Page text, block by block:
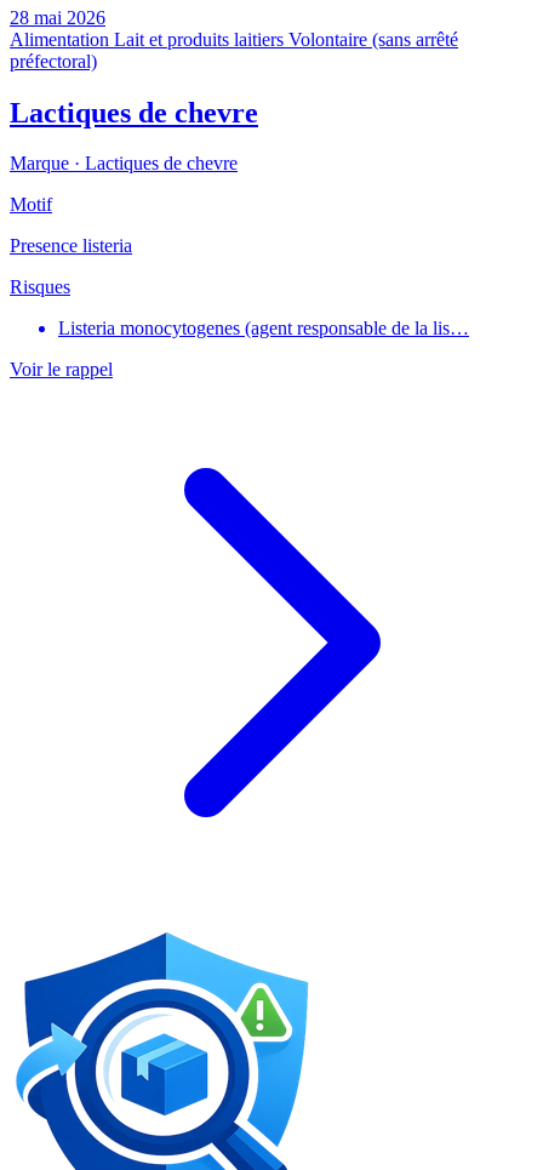
28 mai 2026
Alimentation Lait et produits laitiers Volontaire (sans arrêté
préfectoral)
Lactiques de chevre
Marque · Lactiques de chevre
Motif
Presence listeria
Risques
Listeria monocytogenes (agent responsable de la lis…
Voir le rappel